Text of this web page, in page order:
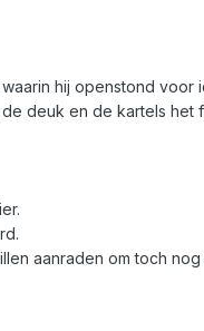
hij openstond voor
deuk en de kartels het
aanraden om toch